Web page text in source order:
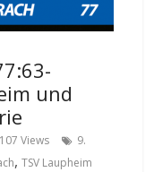
und
Views
9.
,TSV Laupheim